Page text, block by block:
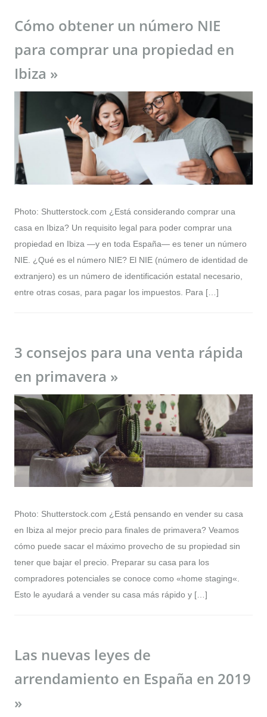
Cómo obtener un número NIE
para comprar una propiedad en
Ibiza »
Photo: Shutterstock.com ¿Está considerando comprar una
casa en Ibiza? Un requisito legal para poder comprar una
propiedad en Ibiza —y en toda España— es tener un número
NIE. ¿Qué es el número NIE? El NIE (número de identidad de
extranjero) es un número de identificación estatal necesario,
entre otras cosas, para pagar los impuestos. Para […]
3 consejos para una venta rápida
en primavera »
Photo: Shutterstock.com ¿Está pensando en vender su casa
en Ibiza al mejor precio para finales de primavera? Veamos
cómo puede sacar el máximo provecho de su propiedad sin
tener que bajar el precio. Preparar su casa para los
compradores potenciales se conoce como «home staging«.
Esto le ayudará a vender su casa más rápido y […]
Las nuevas leyes de
arrendamiento en España en 2019
»